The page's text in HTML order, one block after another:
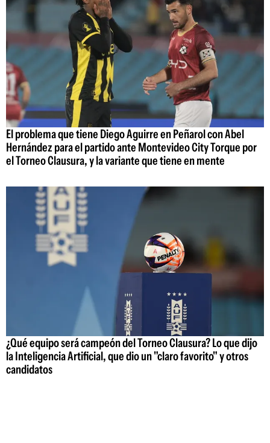
El problema que tiene Diego Aguirre en Peñarol con Abel
Hernández para el partido ante Montevideo City Torque por
el Torneo Clausura, y la variante que tiene en mente
¿Qué equipo será campeón del Torneo Clausura? Lo que dijo
la Inteligencia Artificial, que dio un "claro favorito" y otros
candidatos